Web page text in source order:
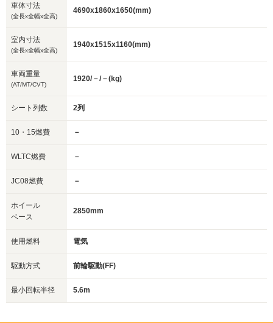
車体寸法
(全長x全幅x全高)
4690x1860x1650(mm)
室内寸法
(全長x全幅x全高)
1940x1515x1160(mm)
車両重量
(AT/MT/CVT)
1920/－/－(kg)
シート列数 2列
10・15燃費 －
WLTC燃費 －
JC08燃費 －
ホイール
ベース
2850mm
使用燃料 電気
駆動方式 前輪駆動(FF)
最小回転半径 5.6m